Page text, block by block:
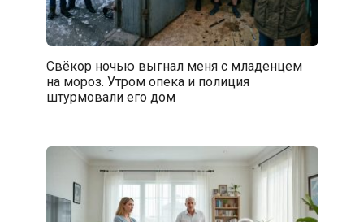
Свёкор ночью выгнал меня с младенцем
на мороз. Утром опека и полиция
штурмовали его дом